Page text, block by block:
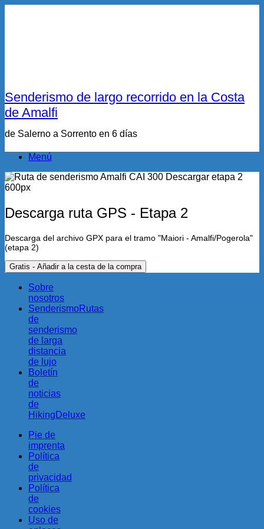
Senderismo de largo recorrido en la Costa
de Amalfi
de Salerno a Sorrento en 6 días
Menú
Descarga ruta GPS - Etapa 2
Descarga del archivo GPX para el tramo "Maiori - Amalfi/Pogerola"
(etapa 2)
Gratis - Añadir a la cesta de la compra
Sobre
nosotros
SenderismoRutas
de
senderismo
de larga
distancia
de lujo
Boletín
de
noticias
de
HikingDeluxe
Pie de
imprenta
Política
de
privacidad
Política
de
cookies
Uso de